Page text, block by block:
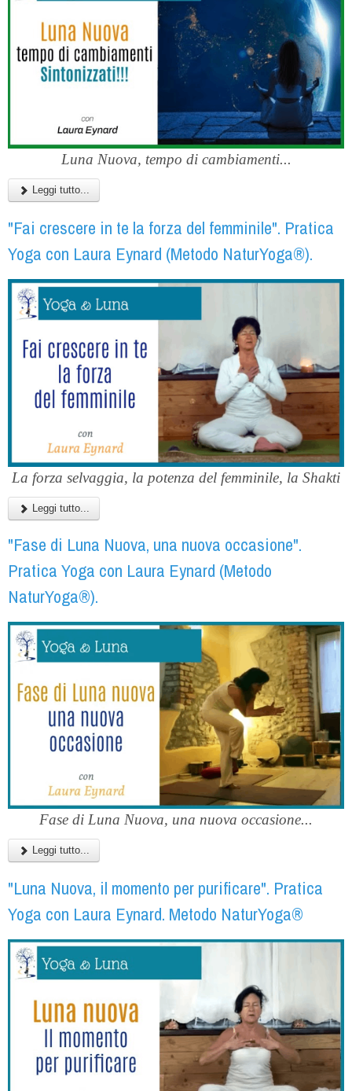
Luna Nuova, tempo di cambiamenti...
Leggi tutto...
"Fai crescere in te la forza del femminile". Pratica
Yoga con Laura Eynard (Metodo NaturYoga®).
La forza selvaggia, la potenza del femminile, la Shakti
Leggi tutto...
"Fase di Luna Nuova, una nuova occasione".
Pratica Yoga con Laura Eynard (Metodo
NaturYoga®).
Fase di Luna Nuova, una nuova occasione...
Leggi tutto...
"Luna Nuova, il momento per purificare". Pratica
Yoga con Laura Eynard. Metodo NaturYoga®